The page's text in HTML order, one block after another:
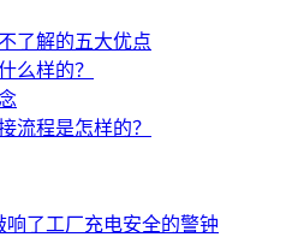
了解的五大优点
么样的？
流程是怎样的？
了工厂充电安全的警钟